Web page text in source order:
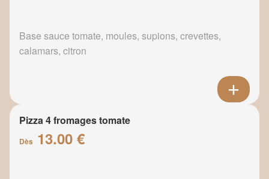
Base sauce tomate, moules, supions, crevettes,
calamars, citron
Pizza 4 fromages tomate
Dès 13.00 €